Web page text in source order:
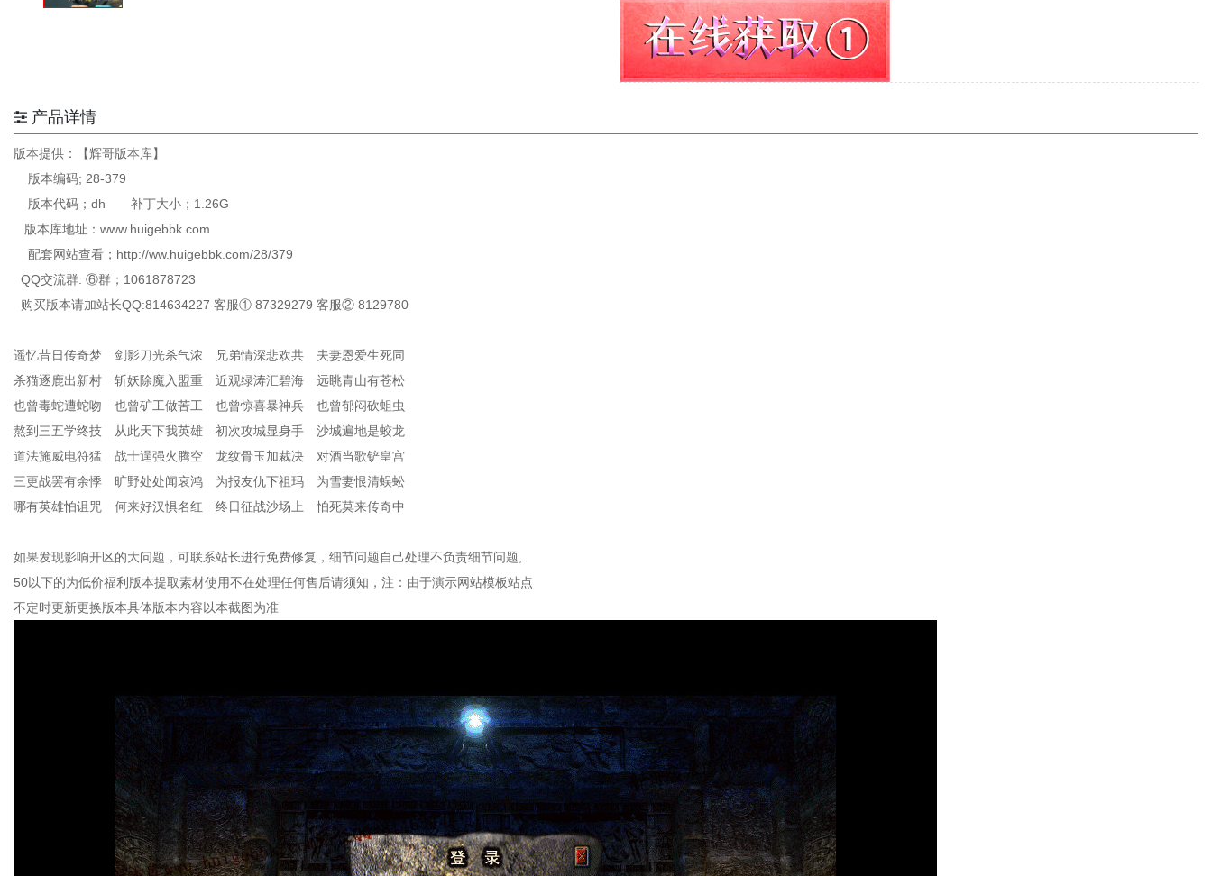
产品详情
版本提供：【辉哥版本库】
版本编码; 28-379
版本代码；dh 补丁大小；1.26G
版本库地址：www.huigebbk.com
配套网站查看；http://ww.huigebbk.com/28/379
QQ交流群: ⑥群；1061878723
购买版本请加站长QQ:814634227 客服① 87329279 客服② 8129780
遥忆昔日传奇梦 剑影刀光杀气浓 兄弟情深悲欢共 夫妻恩爱生死同
杀猫逐鹿出新村 斩妖除魔入盟重 近观绿涛汇碧海 远眺青山有苍松
也曾毒蛇遭蛇吻 也曾矿工做苦工 也曾惊喜暴神兵 也曾郁闷砍蛆虫
熬到三五学终技 从此天下我英雄 初次攻城显身手 沙城遍地是蛟龙
道法施威电符猛 战士逞强火腾空 龙纹骨玉加裁决 对酒当歌铲皇宫
三更战罢有余悸 旷野处处闻哀鸿 为报友仇下祖玛 为雪妻恨清蜈蚣
哪有英雄怕诅咒 何来好汉惧名红 终日征战沙场上 怕死莫来传奇中
如果发现影响开区的大问题，可联系站长进行免费修复，细节问题自己处理不负责细节问题,
50以下的为低价福利版本提取素材使用不在处理任何售后请须知，注：由于演示网站模板站点
不定时更新更换版本具体版本内容以本截图为准